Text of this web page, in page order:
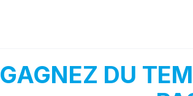
GAGNEZ DU